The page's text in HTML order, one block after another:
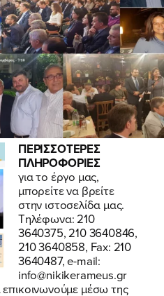
ΠΕΡΙΣΣΟΤΕΡΕΣ
ΠΛΗΡΟΦΟΡΙΕΣ
για το έργο μας,
μπορείτε να βρείτε
στην ιστοσελίδα μας.
Τηλέφωνα: 210
3640375, 210 3640846,
210 3640858, Fax: 210
3640487, e-mail:
info@nikikerameus.gr
επικοινωνούμε μέσω της